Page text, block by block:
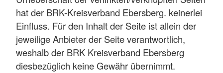
hat der BRK-Kreisverband Ebersberg. keinerlei
Einfluss. Für den Inhalt der Seite ist allein der
jeweilige Anbieter der Seite verantwortlich,
weshalb der BRK Kreisverband Ebersberg
diesbezüglich keine Gewähr übernimmt.